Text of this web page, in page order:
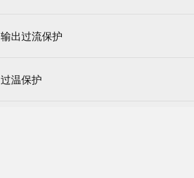
输出过流保护
过温保护